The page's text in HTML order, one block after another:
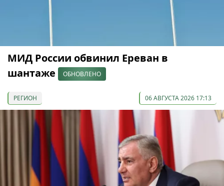
МИД России обвинил Ереван в
шантаже
ОБНОВЛЕНО
РЕГИОН 06 АВГУСТА 2026 17:13